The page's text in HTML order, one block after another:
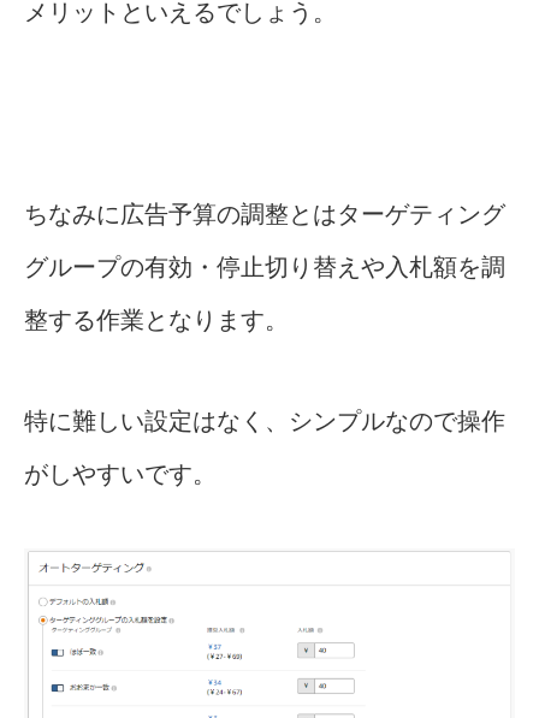
メリットといえるでしょう。
ちなみに広告予算の調整とはターゲティング
グループの有効・停止切り替えや入札額を調
整する作業となります。
特に難しい設定はなく、シンプルなので操作
がしやすいです。